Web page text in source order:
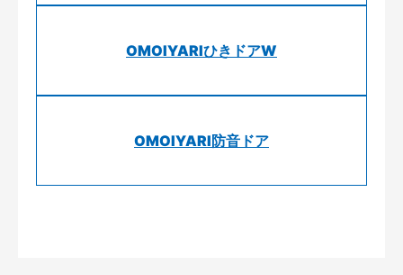
OMOIYARIひきドアW
OMOIYARI防音ドア